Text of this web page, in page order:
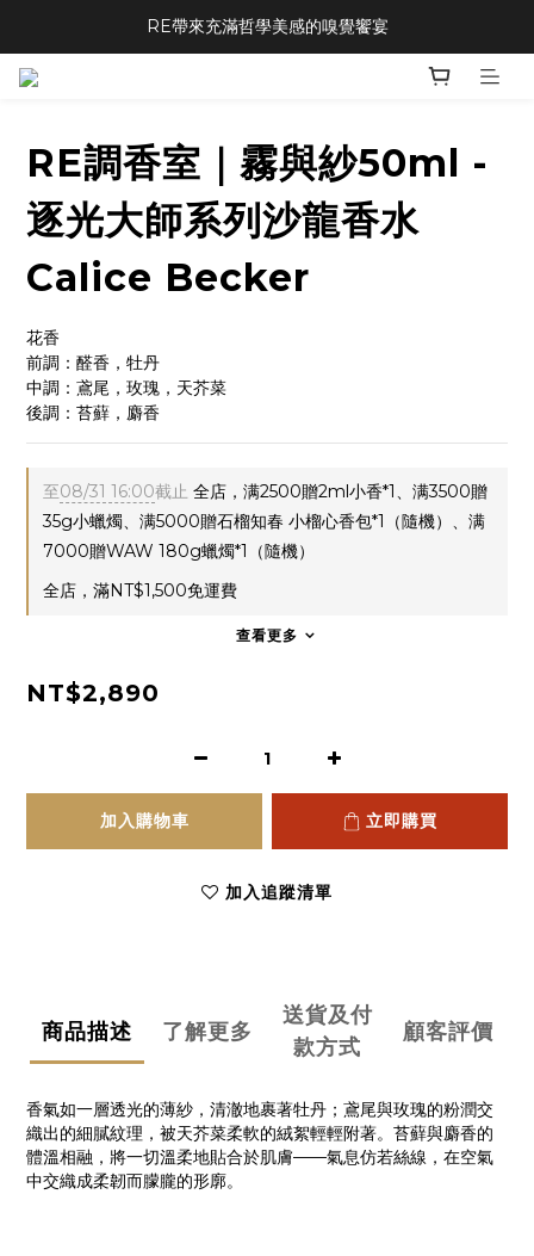
RE帶來充滿哲學美感的嗅覺饗宴
RE調香室｜霧與紗50ml -
逐光大師系列沙龍香水
Calice Becker
花香
前調：醛香，牡丹
中調：鳶尾，玫瑰，天芥菜
後調：苔蘚，麝香
至08/31 16:00截止 全店，满2500贈2ml小香*1、满3500贈
35g小蠟燭、满5000贈石榴知春 小榴心香包*1（隨機）、满
7000贈WAW 180g蠟燭*1（隨機）
全店，滿NT$1,500免運費
查看更多
NT$2,890
加入購物車 立即購買
加入追蹤清單
商品描述 了解更多
送貨及付
款方式
顧客評價
香氣如一層透光的薄紗，清澈地裹著牡丹；鳶尾與玫瑰的粉潤交
織出的細膩紋理，被天芥菜柔軟的絨絮輕輕附著。苔蘚與麝香的
體溫相融，將一切溫柔地貼合於肌膚——氣息仿若絲線，在空氣
中交織成柔韌而朦朧的形廓。